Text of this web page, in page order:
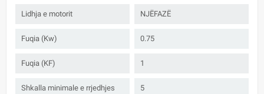
Lidhja e motorit NJËFAZË
Fuqia (Kw) 0.75
Fuqia (KF) 1
Shkalla minimale e rrjedhjes
5